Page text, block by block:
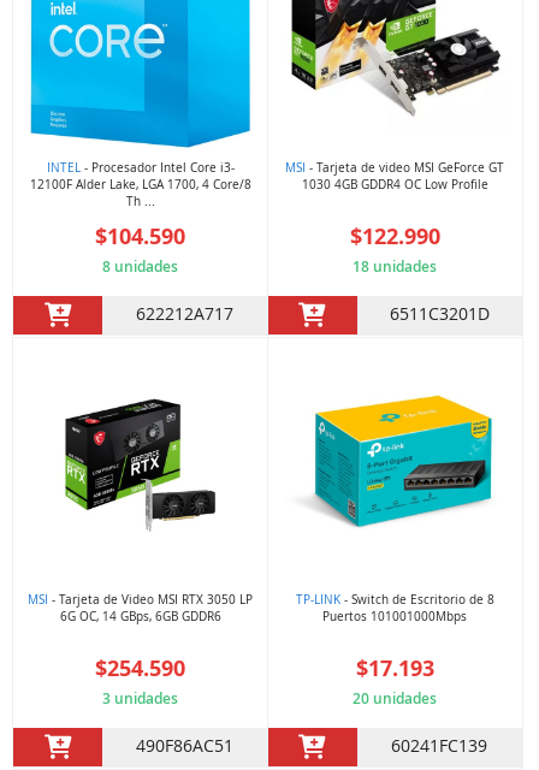
INTEL- Procesador Intel Core i3-
12100F Alder Lake, LGA 1700, 4 Core/8
Th ...
$104.590
8 unidades
622212A717
MSI - Tarjeta de video MSI GeForce GT
1030 4GB GDDR4 OC Low Profile
$122.990
18 unidades
6511C3201D
MSI - Tarjeta de Video MSI RTX 3050 LP
6G OC, 14 GBps, 6GB GDDR6
$254.590
3 unidades
490F86AC51
TP-LINK- Switch de Escritorio de 8
Puertos 101001000Mbps
$17.193
20 unidades
60241FC139